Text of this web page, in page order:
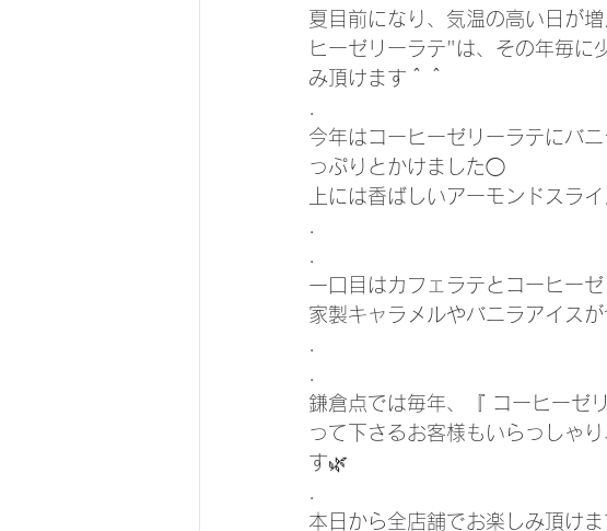
夏目前になり、気温の高い日が
ヒーゼリーラテ"は、その年毎に
み頂けます＾＾
今年はコーヒーゼリーラテにバ
っぷりとかけました◯
上には香ばしいアーモンドスライ
一口目はカフェラテとコーヒー
家製キャラメルやバニラアイス
鎌倉点では毎年、『 コーヒーゼ
って下さるお客様もいらっしゃ
す🌿
本日から全店舗でお楽しみ頂けま